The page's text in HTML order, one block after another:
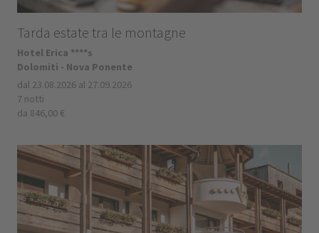
Tarda estate tra le montagne
Hotel Erica ****s
Dolomiti - Nova Ponente
dal 23.08.2026 al 27.09.2026
7 notti
da 846,00 €